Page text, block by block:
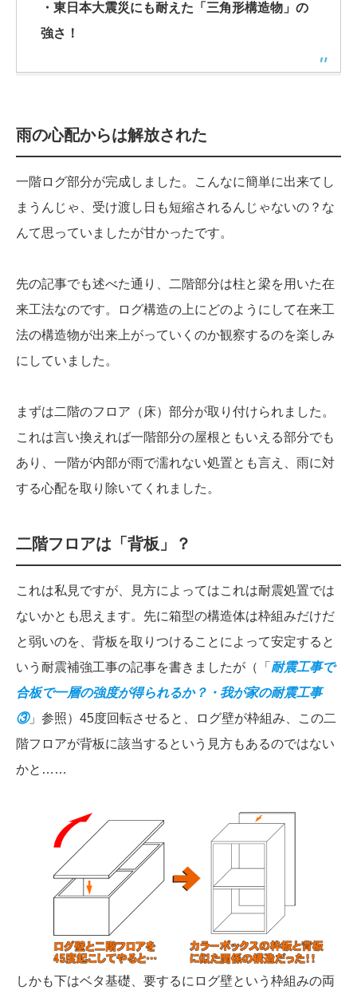
・東日本大震災にも耐えた「三角形構造物」の
強さ！
雨の心配からは解放された
一階ログ部分が完成しました。こんなに簡単に出来てし
まうんじゃ、受け渡し日も短縮されるんじゃないの？な
んて思っていましたが甘かったです。
先の記事でも述べた通り、二階部分は柱と梁を用いた在
来工法なのです。ログ構造の上にどのようにして在来工
法の構造物が出来上がっていくのか観察するのを楽しみ
にしていました。
まずは二階のフロア（床）部分が取り付けられました。
これは言い換えれば一階部分の屋根ともいえる部分でも
あり、一階が内部が雨で濡れない処置とも言え、雨に対
する心配を取り除いてくれました。
二階フロアは「背板」？
これは私見ですが、見方によってはこれは耐震処置では
ないかとも思えます。先に箱型の構造体は枠組みだけだ
と弱いのを、背板を取りつけることによって安定すると
いう耐震補強工事の記事を書きましたが（「 耐震工事で
合板で一層の強度が得られるか？・我が家の耐震工事
③」参照）45度回転させると、ログ壁が枠組み、この二
階フロアが背板に該当するという見方もあるのではない
かと……
しかも下はベタ基礎、要するにログ壁という枠組みの両